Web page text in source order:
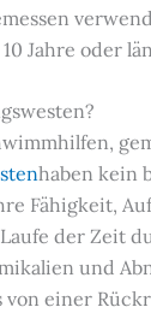
Jahre oder
haben kein
Fähigkeit,
der Zeit
und
von einer